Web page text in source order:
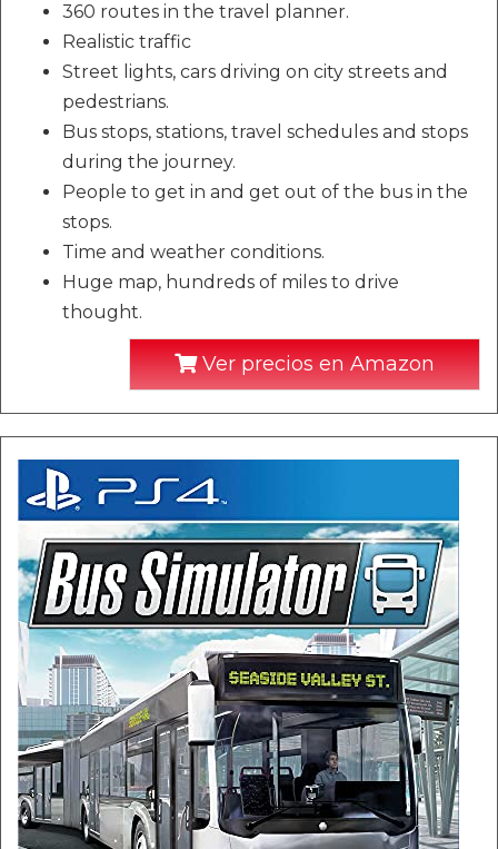
360 routes in the travel planner.
Realistic traffic
Street lights, cars driving on city streets and
pedestrians.
Bus stops, stations, travel schedules and stops
during the journey.
People to get in and get out of the bus in the
stops.
Time and weather conditions.
Huge map, hundreds of miles to drive
thought.
Ver precios en Amazon